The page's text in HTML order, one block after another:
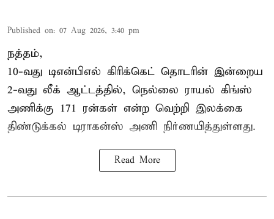
Published on: 07 Aug 2026, 3:40 pm
நத்தம்,
10-வது டிஎன்பிஎல் கிரிக்கெட் தொடரின் இன்றைய
2-வது லீக் ஆட்டத்தில், நெல்லை ராயல் கிங்ஸ்
அணிக்கு 171 ரன்கள் என்ற வெற்றி இலக்கை
திண்டுக்கல் டிராகன்ஸ் அணி நிர்ணயித்துள்ளது.
Read More